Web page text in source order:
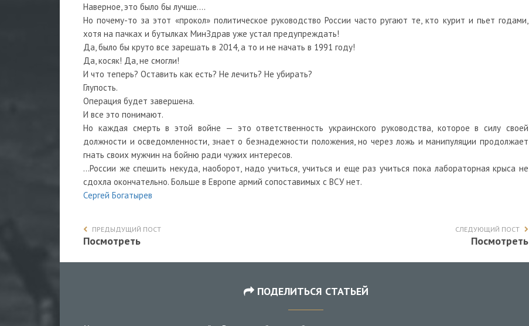
Наверное, это было бы лучше….
Но почему-то за этот «прокол» политическое руководство России часто ругают те, кто курит и пьет годами,
хотя на пачках и бутылках МинЗдрав уже устал предупреждать!
Да, было бы круто все зарешать в 2014, а то и не начать в 1991 году!
Да, косяк! Да, не смогли!
И что теперь? Оставить как есть? Не лечить? Не убирать?
Глупость.
Операция будет завершена.
И все это понимают.
Но каждая смерть в этой войне — это ответственность украинского руководства, которое в силу своей
должности и осведомленности, знает о безнадежности положения, но через ложь и манипуляции продолжает
гнать своих мужчин на бойню ради чужих интересов.
…России же спешить некуда, наоборот, надо учиться, учиться и еще раз учиться пока лабораторная крыса не
сдохла окончательно. Больше в Европе армий сопоставимых с ВСУ нет.
Сергей Богатырев
ПРЕДЫДУЩИЙ ПОСТ
Посмотреть
СЛЕДУЮЩИЙ ПОСТ
Посмотреть
ПОДЕЛИТЬСЯ СТАТЬЕЙ